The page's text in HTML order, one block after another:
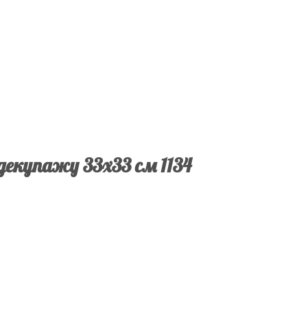
33х33 см 1134